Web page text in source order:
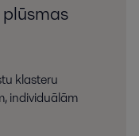
klasteru
individuālām